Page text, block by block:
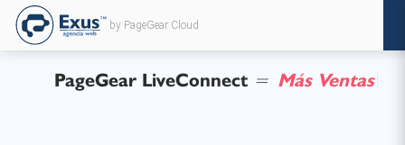
by PageGear Cloud
PageGear LiveConnect = Más Ventas